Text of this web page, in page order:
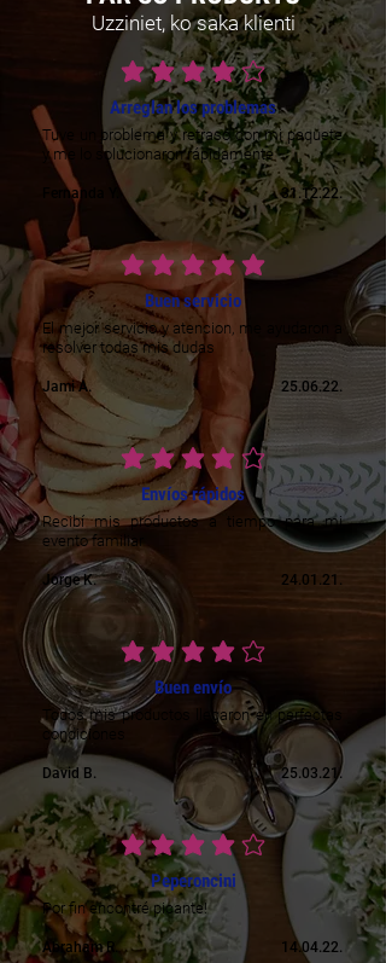
Uzziniet, ko saka klienti
vidējais vērtējums ir 4 no 5
Arreglan los problemas
Tuve un problema y retraso con mi paquete
y me lo solucionaron rápidamente
Fernanda Y. 31.12.22.
vidējais vērtējums ir 5 no 5
Buen servicio
El mejor servicio y atencion, me ayudaron a
resolver todas mis dudas
Jami A. 25.06.22.
vidējais vērtējums ir 4 no 5
Envíos rápidos
Recibí mis productos a tiempo para mi
evento familiar
Jorge K. 24.01.21.
vidējais vērtējums ir 4 no 5
Buen envío
Todos mis productos llegaron en perfectas
condiciones
David B. 25.03.21.
vidējais vērtējums ir 4 no 5
Peperoncini
Por fin encontré picante!
Abraham R. 14.04.22.